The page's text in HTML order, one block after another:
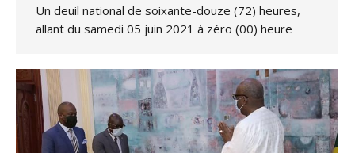
Un deuil national de soixante-douze (72) heures,
allant du samedi 05 juin 2021 à zéro (00) heure